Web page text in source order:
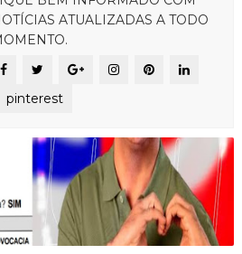
ATUALIZADAS A TODO
pinterest